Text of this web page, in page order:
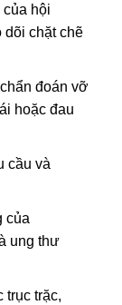
của hội
dõi chặt chẽ
đoán vỡ
hoặc đau
cầu và
của
ung thư
trục trặc,